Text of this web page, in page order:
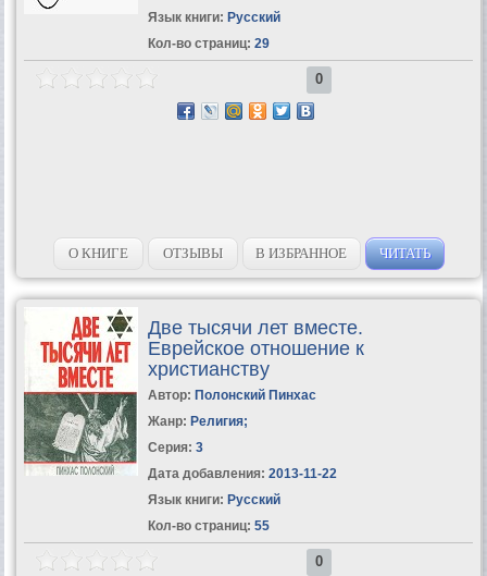
Язык книги: Русский
Кол-во страниц: 29
0
О КНИГЕ ОТЗЫВЫ В ИЗБРАННОЕ ЧИТАТЬ
Две тысячи лет вместе.
Еврейское отношение к
христианству
Автор: Полонский Пинхас
Жанр: Религия;
Серия: 3
Дата добавления: 2013-11-22
Язык книги: Русский
Кол-во страниц: 55
0